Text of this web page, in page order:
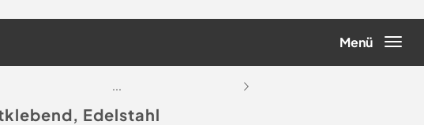
Menü
...
Edelstahl